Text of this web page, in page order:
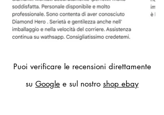
Puoi verificare le recensioni direttamente
su Google e sul nostro shop ebay